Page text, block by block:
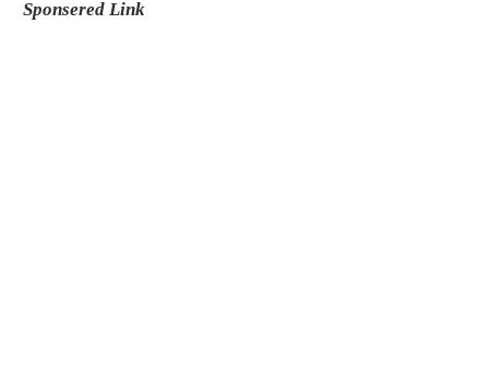
Sponsered Link